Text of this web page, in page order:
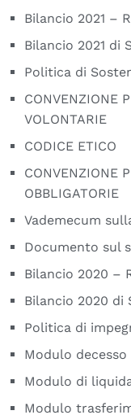
Bilancio 2021 –
Bilancio 2021 di
Politica di
CONVENZIONE
VOLONTARIE
CODICE ETICO
CONVENZIONE
OBBLIGATORIE
Vademecum
Documento sul
Bilancio 2020 –
Bilancio 2020 di
Politica di
Modulo decesso
Modulo di
Modulo